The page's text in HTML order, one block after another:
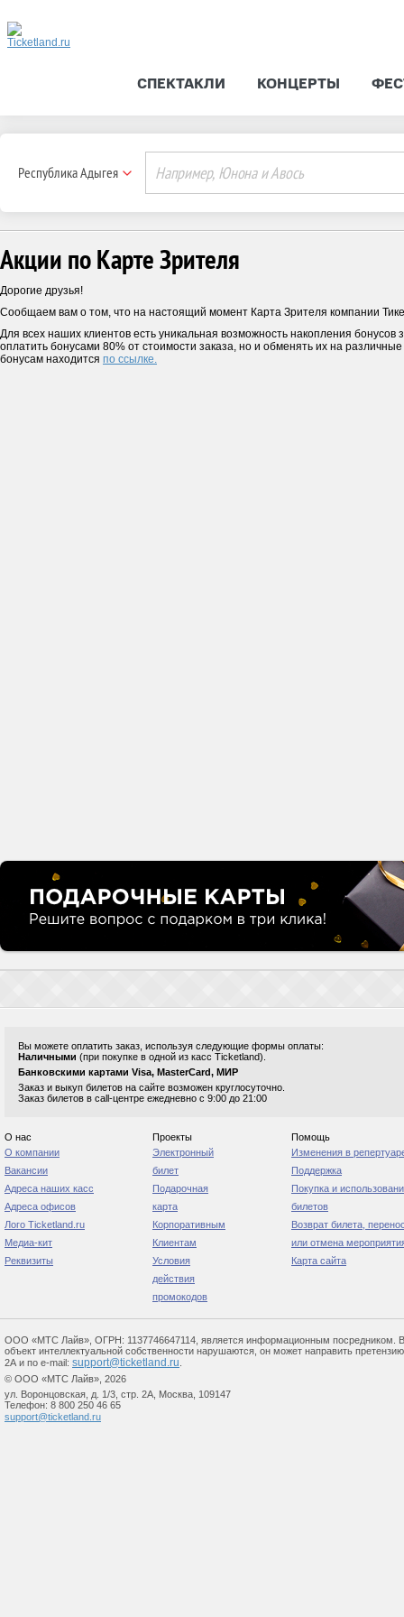
СПЕКТАКЛИ КОНЦЕРТЫ
Республика Адыгея
Акции по Карте Зрителя
Дорогие друзья!
Сообщаем вам о том, что на настоящий момент Карта Зрителя компании
Для всех наших клиентов есть уникальная возможность накопления бонусов
оплатить бонусами 80% от стоимости заказа, но и обменять их на
бонусам находится по ссылке.
Вы можете оплатить заказ, используя следующие формы оплаты:
Наличными (при покупке в одной из касс Ticketland).
Банковскими картами Visa, MasterCard, МИР
Заказ и выкуп билетов на сайте возможен круглосуточно.
Заказ билетов в call-центре ежедневно с 9:00 до 21:00
О нас
О компании
Вакансии
Адреса наших касс
Адреса офисов
Лого Ticketland.ru
Медиа-кит
Реквизиты
Проекты
Электронный
билет
Подарочная
карта
Корпоративным
Клиентам
Условия
действия
промокодов
Помощь
Изменения в
Поддержка
Покупка и
билетов
Возврат билета,
или отмена
Карта сайта
ООО «МТС Лайв», ОГРН: 1137746647114, является информационным посредником. В
объект интеллектуальной собственности нарушаются, он может направить
2А и по e-mail: support@ticketland.ru
© ООО «МТС Лайв», 2026
ул. Воронцовская, д. 1/3, стр. 2А, Москва, 109147
Телефон: 8 800 250 46 65
support@ticketland.ru